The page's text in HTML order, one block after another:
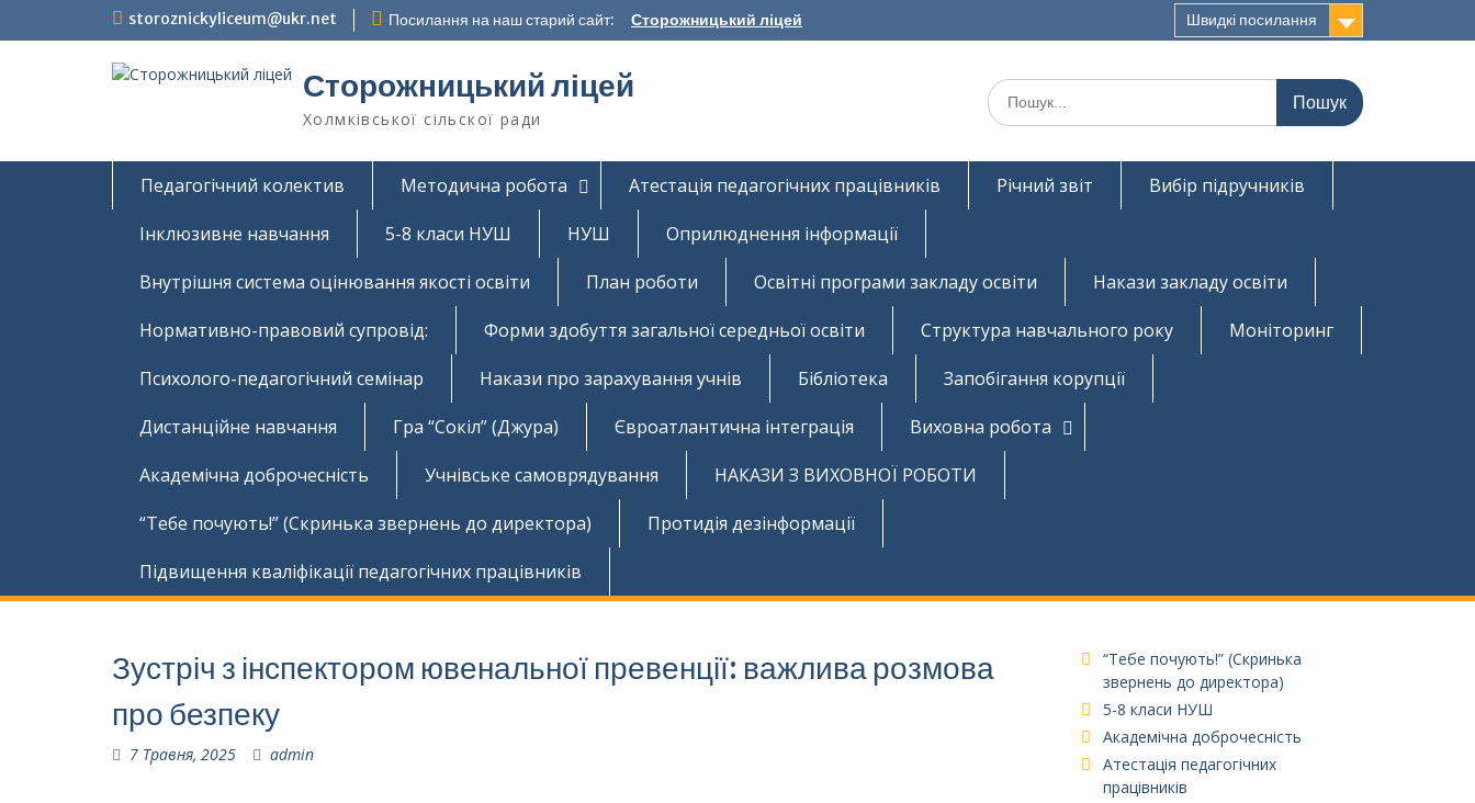
storoznickyliceum@ukr.net Посилання на наш старий сайт: Сторожницький ліцей Швидкі посилання
Сторожницький ліцей
Холмківської сільскої ради
Шукати:
Педагогічний колектив Методична робота Атестація педагогічних працівників Річний звіт
Вибір підручників
Інклюзивне навчання
5-8 класи НУШ НУШ
Оприлюднення інформації
Внутрішня система оцінювання якості освіти
План роботи Освітні програми закладу освіти
Накази закладу освіти
Нормативно-правовий супровід:
Форми здобуття загальної середньої освіти Структура навчального року
Моніторинг
Психолого-педагогічний семінар
Накази про зарахування учнів Бібліотека
Запобігання корупції
Дистанційне навчання
Гра “Сокіл” (Джура) Євроатлантична інтеграція
Виховна робота
Академічна доброчесність
Учнівське самоврядування
НАКАЗИ З ВИХОВНОЇ РОБОТИ
“Тебе почують!” (Скринька звернень до директора)
Протидія дезінформації
Підвищення кваліфікації педагогічних працівників
Зустріч з інспектором ювенальної превенції: важлива розмова
про безпеку
7 Травня, 2025 admin
“Тебе почують!” (Скринька
звернень до директора)
5-8 класи НУШ
Академічна доброчесність
Атестація педагогічних
працівників